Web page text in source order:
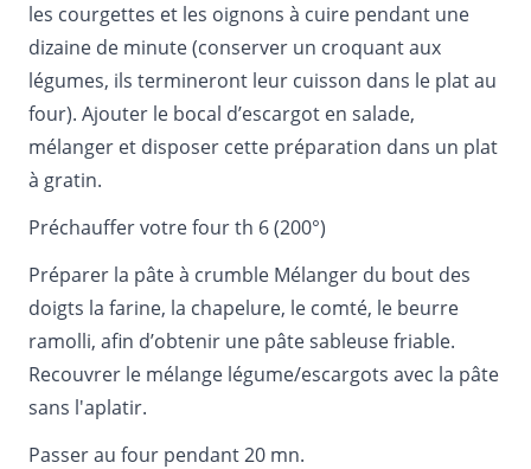
les courgettes et les oignons à cuire pendant une
dizaine de minute (conserver un croquant aux
légumes, ils termineront leur cuisson dans le plat au
four). Ajouter le bocal d’escargot en salade,
mélanger et disposer cette préparation dans un plat
à gratin.
Préchauffer votre four th 6 (200°)
Préparer la pâte à crumble Mélanger du bout des
doigts la farine, la chapelure, le comté, le beurre
ramolli, afin d’obtenir une pâte sableuse friable.
Recouvrer le mélange légume/escargots avec la pâte
sans l'aplatir.
Passer au four pendant 20 mn.